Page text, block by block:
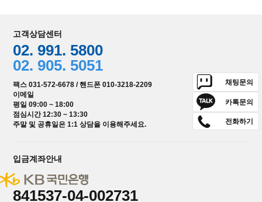
고객상담센터
02. 991. 5800
02. 905. 5051
팩스 031-572-6678 / 핸드폰 010-3218-2209
이메일
평일 09:00 ~ 18:00
점심시간 12:30 ~ 13:30
주말 및 공휴일은 1:1 상담을 이용해주세요.
채팅문의
카톡문의
전화하기
입금계좌안내
841537-04-002731